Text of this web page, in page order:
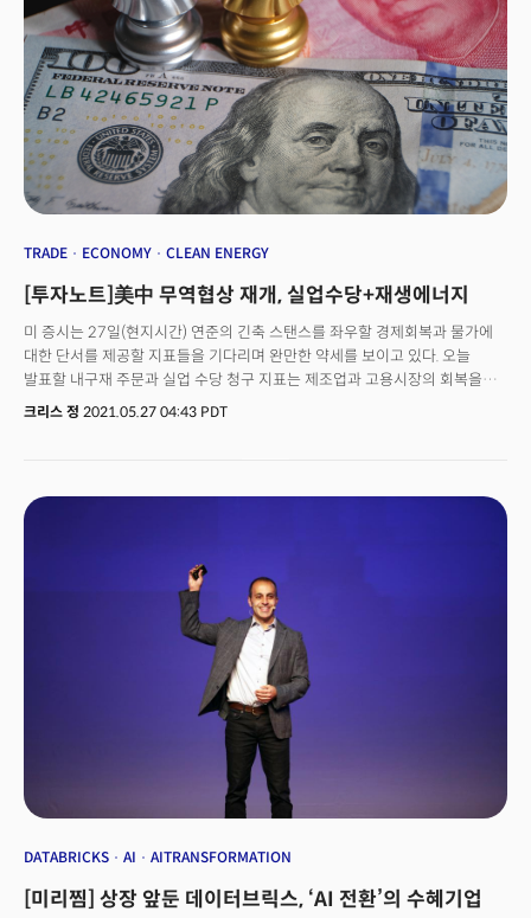
전언이다.
TRADE ECONOMY CLEAN ENERGY
[투자노트]美中 무역협상 재개, 실업수당+재생에너지
미 증시는 27일(현지시간) 연준의 긴축 스탠스를 좌우할 경제회복과 물가에
대한 단서를 제공할 지표들을 기다리며 완만한 약세를 보이고 있다. 오늘
발표할 내구재 주문과 실업 수당 청구 지표는 제조업과 고용시장의 회복을
시그널할 것으로 전망된다. 28일일 예정된 개인소비지출(PCE) 지표는
시장의 반응은 매우 예민할 것으로 예상된다. 한편 전일(26일) 시장은
게임스탑(GME), AMC엔터테이먼트(AMC)등 소위 '밈주식'들이 시장을
에어버스는 관련 부품 공급업자들에게 생산량을 늘릴 계획을 발표한 후
상승세를 보였다. 전일 실적을 발표한 데이터 분석 소프트웨어 기업인
스노우플레이크(SNOW)는 손실이 확대되었음을 보고한 후 3%대 하락했다.
팹리스 반도체 기업의 주도주인 엔비디아(NVDA)는 1분기 수익과 매출이
모두 시장의 예상을 상회했음에도 소폭 약세를 보였다. 엔비디아의 매출은
전년 대비 88% 증가했다. 1분기 수익시즌이 마무리를 하는 가운데 오늘은
달러제너럴(DG)과 베스트바이(BBY), 세일즈포스(CRM), 코스트코(COST)
등이 실적을 발표할 예정이다. 국제유가는 여전히 핵 협상 합의 가능성으로
인한 이란의 시장 진입 가능성을 소화하며 약세를 보이고 있다.
크리스 정 2021.05.27 04:43 PDT
DATABRICKS AI AITRANSFORMATION
[미리찜] 상장 앞둔 데이터브릭스, ‘AI 전환’의 수혜기업